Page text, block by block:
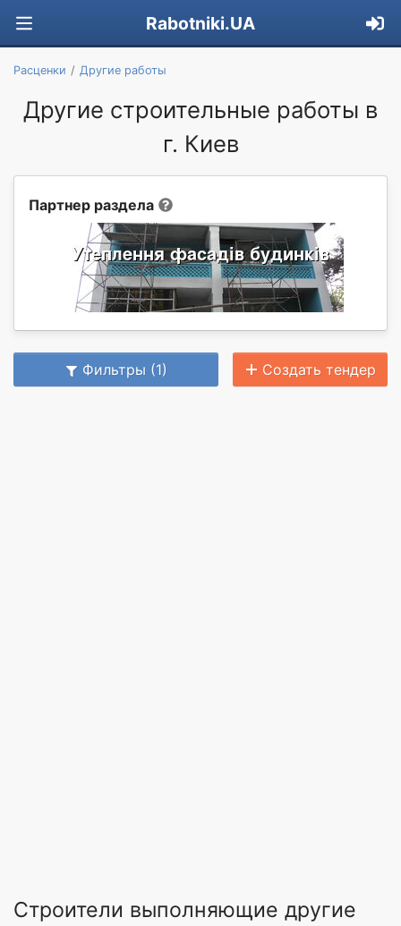
Rabotniki.UA
Расценки Другие работы
Другие строительные работы в
г. Киев
Партнер раздела
Фильтры (1) Создать тендер
Строители выполняющие другие